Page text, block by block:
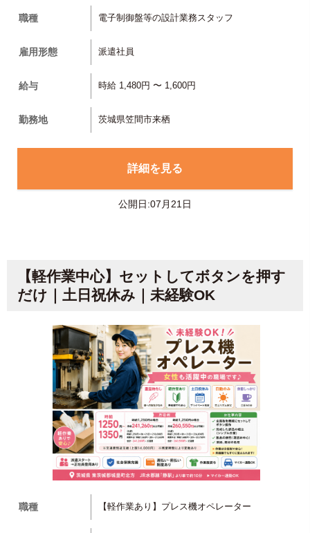
職種 電子制御盤等の設計業務スタッフ
雇用形態 派遣社員
給与 時給 1,480円 〜 1,600円
勤務地 茨城県笠間市来栖
詳細を見る
公開日:07月21日
【軽作業中心】セットしてボタンを押す
だけ｜土日祝休み｜未経験OK
職種 【軽作業あり】プレス機オペレーター